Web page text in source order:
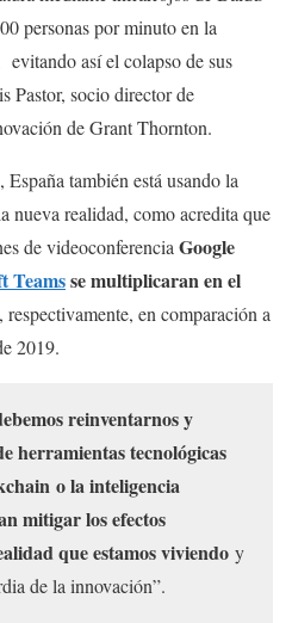
personas por minuto en la
así el colapso de sus
Pastor, socio director de
de Grant Thornton.
también está usando la
nueva realidad, como acredita que
de videoconferencia Google
Teamsse multiplicaran en el
, respectivamente, en comparación a
2019.
reinventarnos y
herramientas tecnológicas
o la inteligencia
mitigar los efectos
que estamos viviendo y
de la innovación”.